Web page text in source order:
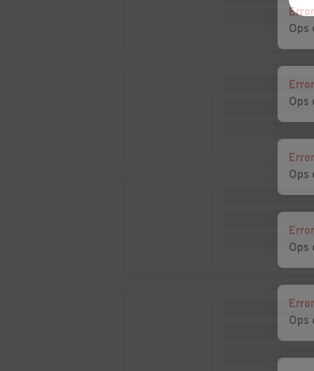
Error
Ops
Error
Ops
Error
Ops
Error
Ops
Error
Ops